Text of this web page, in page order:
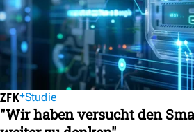
Studie
"Wir haben versucht den